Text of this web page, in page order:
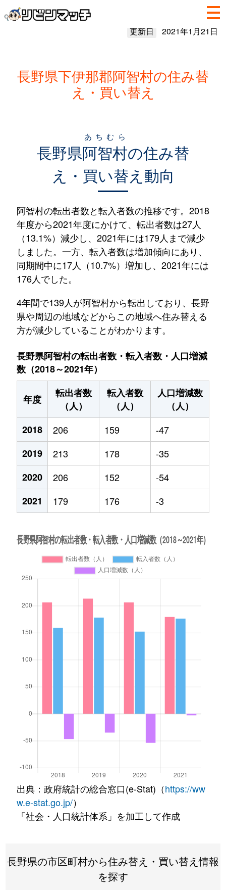
更新日 2021年1月21日
長野県下伊那郡阿智村の住み替
え・買い替え
長野県阿智村
あちむら
の住み替
え・買い替え動向
阿智村の転出者数と転入者数の推移です。2018
年度から2021年度にかけて、転出者数は27人
（13.1%）減少し、2021年には179人まで減少
しました。一方、転入者数は増加傾向にあり、
同期間中に17人（10.7%）増加し、2021年には
176人でした。
4年間で139人が阿智村から転出しており、長野
県や周辺の地域などからこの地域へ住み替える
方が減少していることがわかります。
長野県阿智村の転出者数・転入者数・人口増減
数（2018～2021年）
年度
転出者数
（人）
転入者数
（人）
人口増減数
（人）
2018
206 159
-47
2019
213 178
-35
2020
206 152
-54
2021
179 176 -3
出典：政府統計の総合窓口(e-Stat)（https://ww
w.e-stat.go.jp/）
「社会・人口統計体系」を加工して作成
長野県の市区町村から住み替え・買い替え情報
を探す